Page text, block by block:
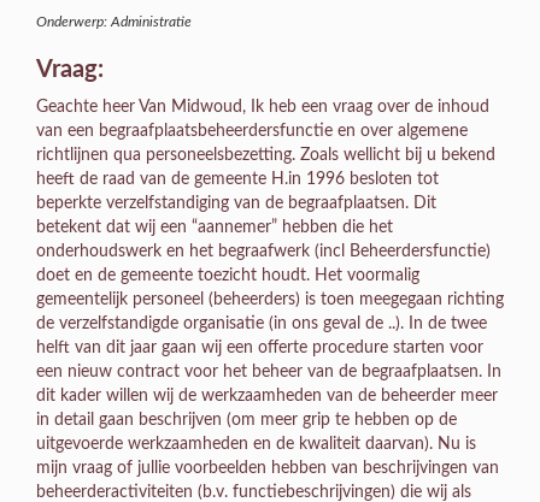
Onderwerp: Administratie
Vraag:
Geachte heer Van Midwoud, Ik heb een vraag over de inhoud
van een begraafplaatsbeheerdersfunctie en over algemene
richtlijnen qua personeelsbezetting. Zoals wellicht bij u bekend
heeft de raad van de gemeente H.in 1996 besloten tot
beperkte verzelfstandiging van de begraafplaatsen. Dit
betekent dat wij een “aannemer” hebben die het
onderhoudswerk en het begraafwerk (incl Beheerdersfunctie)
doet en de gemeente toezicht houdt. Het voormalig
gemeentelijk personeel (beheerders) is toen meegegaan richting
de verzelfstandigde organisatie (in ons geval de ..). In de twee
helft van dit jaar gaan wij een offerte procedure starten voor
een nieuw contract voor het beheer van de begraafplaatsen. In
dit kader willen wij de werkzaamheden van de beheerder meer
in detail gaan beschrijven (om meer grip te hebben op de
uitgevoerde werkzaamheden en de kwaliteit daarvan). Nu is
mijn vraag of jullie voorbeelden hebben van beschrijvingen van
beheerderactiviteiten (b.v. functiebeschrijvingen) die wij als